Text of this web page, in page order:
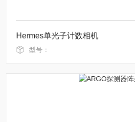
Hermes单光子计数相机
型号：